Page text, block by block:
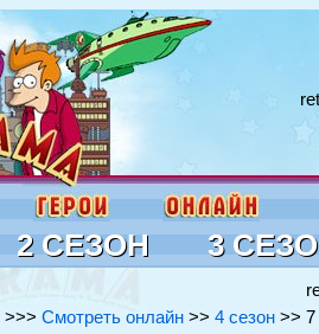
2 СЕЗОН 3
>>> Смотреть онлайн >> 4 сезон >> 7